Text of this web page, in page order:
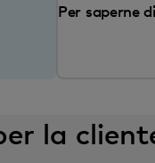
Per saperne
la